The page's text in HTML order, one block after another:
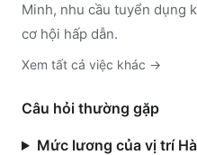
Minh, nhu cầu tuyển dụng
cơ hội hấp dẫn.
Xem tất cả việc khác →
Câu hỏi thường gặp
Mức lương của vị trí